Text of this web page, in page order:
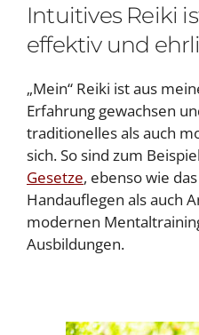
Intuitives Reiki
effektiv und
„Mein“ Reiki ist aus
Erfahrung gewachsen
traditionelles als auch
sich. So sind zum
Gesetze, ebenso wie
Handauflegen als auch
modernen
Ausbildungen.